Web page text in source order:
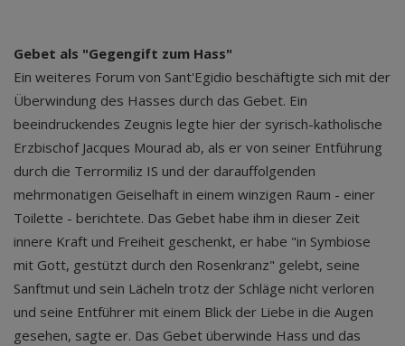
Gebet als "Gegengift zum Hass"
Ein weiteres Forum von Sant'Egidio beschäftigte sich mit der
Überwindung des Hasses durch das Gebet. Ein
beeindruckendes Zeugnis legte hier der syrisch-katholische
Erzbischof Jacques Mourad ab, als er von seiner Entführung
durch die Terrormiliz IS und der darauffolgenden
mehrmonatigen Geiselhaft in einem winzigen Raum - einer
Toilette - berichtete. Das Gebet habe ihm in dieser Zeit
innere Kraft und Freiheit geschenkt, er habe "in Symbiose
mit Gott, gestützt durch den Rosenkranz" gelebt, seine
Sanftmut und sein Lächeln trotz der Schläge nicht verloren
und seine Entführer mit einem Blick der Liebe in die Augen
gesehen, sagte er. Das Gebet überwinde Hass und das